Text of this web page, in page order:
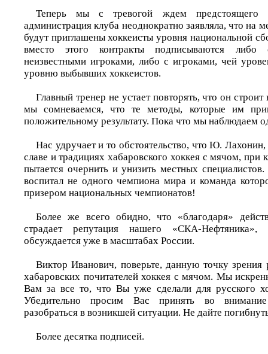
Теперь мы с тревогой ждем предстоящего
администрация клуба неоднократно заявляла, что на
будут приглашены хоккеисты уровня национальной
вместо этого контракты подписываются
неизвестными игроками, либо с игроками, чей
уровню выбывших хоккеистов.
Главный тренер не устает повторять, что он
мы сомневаемся, что те методы, которые им
положительному результату. Пока что мы наблюдаем
Нас удручает и то обстоятельство, что Ю.
славе и традициях хабаровского хоккея с мячом,
пытается очернить и унизить местных
воспитал не одного чемпиона мира и команда
призером национальных чемпионатов!
Более же всего обидно, что «благодаря»
страдает репутация нашего «СКА-
обсуждается уже в масштабах России.
Виктор Иванович, поверьте, данную точку зрения
хабаровских почитателей хоккея с мячом. Мы
Вам за все то, что Вы уже сделали для русского
Убедительно просим Вас принять во
разобраться в возникшей ситуации. Не дайте
Более десятка подписей.